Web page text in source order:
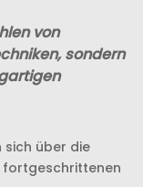
von
sondern
sich über die
fortgeschrittenen